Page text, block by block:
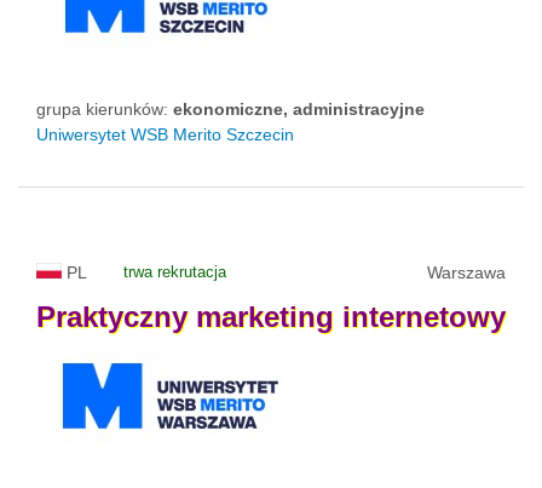
grupa kierunków: ekonomiczne, administracyjne
Uniwersytet WSB Merito Szczecin
PL trwa rekrutacja Warszawa
Praktyczny marketing internetowy